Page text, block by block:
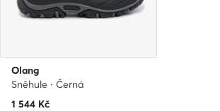
Olang
Sněhule · Černá
1 544 Kč